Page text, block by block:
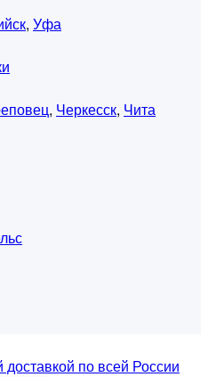
, Уфа
, Черкесск, Чита
по всей России